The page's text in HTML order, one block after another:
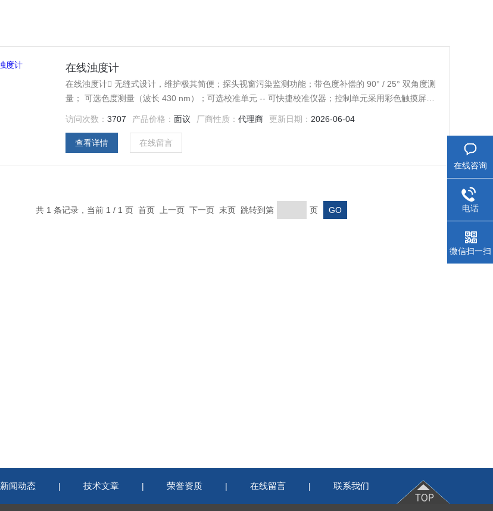
在线浊度计
在线浊度计 无缝式设计，维护极其简便；探头视窗污染监测功能；带色度补偿的 90° / 25° 双角度测
量； 可选色度测量（波长 430 nm）；可选校准单元 -- 可快捷校准仪器；控制单元采用彩色触摸屏显
访问次数：3707 产品价格：面议 厂商性质：代理商 更新日期： 2026-06-04
查看详情 在线留言
共 1 条记录，当前 1 / 1 页 首页 上一页 下一页 末页 跳转到第 页
新闻动态 | 技术文章 | 荣誉资质 | 在线留言 | 联系我们
在线咨询
电话
微信扫一扫